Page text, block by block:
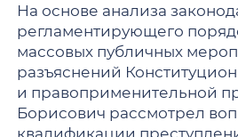
На основе анализа
регламентирующего
массовых публичных
разъяснений
и правоприменительной
Борисович рассмотрел
квалификации